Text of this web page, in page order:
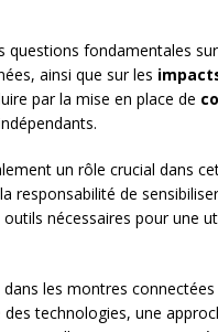
questions fondamentales
ainsi que sur les
par la mise en place de
un rôle crucial dans
responsabilité de
nécessaires pour une
les montres
des technologies, une